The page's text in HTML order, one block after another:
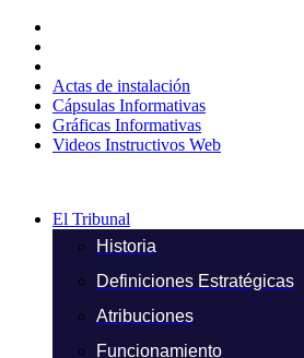
contenido
Actas de instalación
Cápsulas Informativas
Gráficas Informativas
Videos Instructivos Web
El Tribunal
Historia
Definiciones Estratégicas
Atribuciones
Funcionamiento